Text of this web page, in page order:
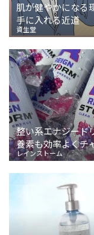
肌が健やかになる
手に入れる近道
資生堂
整い系エナジード
養素も効率よくチ
レインストーム